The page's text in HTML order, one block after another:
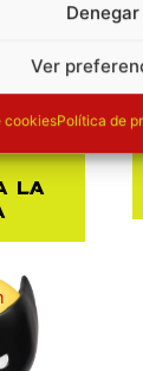
Denegar
Ver
cookiesPolítica de
€
la